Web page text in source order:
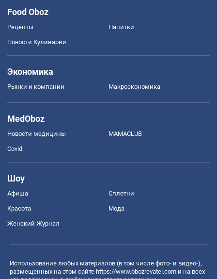
Food Oboz
Рецепты Напитки
Новости Кулинарии
Экономика
Рынки и компании Mакроэкономика
MedOboz
Новости медицины MAMACLUB
Covid
Шоу
Афиша Сплетни
Красота Мода
Женский Журнал
Использование любых материалов (в том числе фото- и видео-),
размещенных на этом сайте https://www.obozrevatel.com и на всех